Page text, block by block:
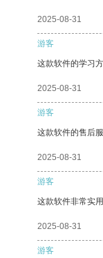
2025-08-31
游客
这款软件的学习
2025-08-31
游客
这款软件的售后
2025-08-31
游客
这款软件非常实
2025-08-31
游客